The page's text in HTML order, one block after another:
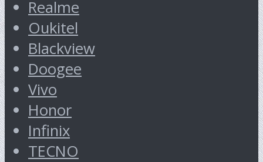
Realme
Oukitel
Blackview
Doogee
Vivo
Honor
Infinix
TECNO